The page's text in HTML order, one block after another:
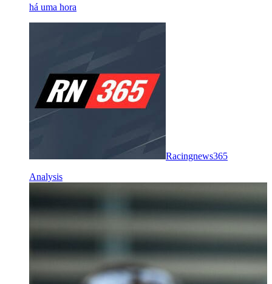
há uma hora
Racingnews365
Analysis